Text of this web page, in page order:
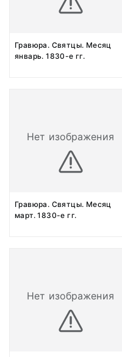
Гравюра. Святцы. Месяц
январь. 1830-е гг.
Нет изображения
Гравюра. Святцы. Месяц
март. 1830-е гг.
Нет изображения